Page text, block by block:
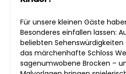
Für unsere kleinen Gäste
Besonderes einfallen lassen:
beliebten Sehenswürdigkeiten
das märchenhafte Schloss
sagenumwobene Brocken –